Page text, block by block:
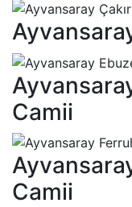
Camii
Camii